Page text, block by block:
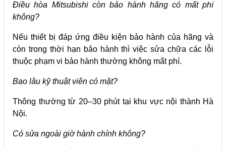
Điều hòa Mitsubishi còn bảo hành hãng có mất phí
không?
Nếu thiết bị đáp ứng điều kiện bảo hành của hãng và
còn trong thời hạn bảo hành thì việc sửa chữa các lỗi
thuộc phạm vi bảo hành thường không mất phí.
Bao lâu kỹ thuật viên có mặt?
Thông thường từ 20–30 phút tại khu vực nội thành Hà
Nội.
Có sửa ngoài giờ hành chính không?